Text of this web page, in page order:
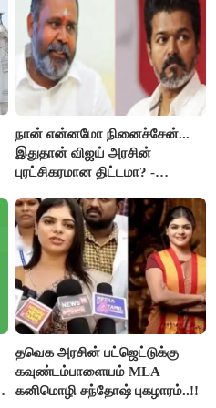
நான் என்னமோ நினைச்சேன்...
இதுதான் விஜய் அரசின்
புரட்சிகரமான திட்டமா? -
தவெக அரசின் பட்ஜெட்டுக்கு
கவுண்டம்பாளையம் MLA
கனிமொழி சந்தோஷ் புகழாரம்..!!